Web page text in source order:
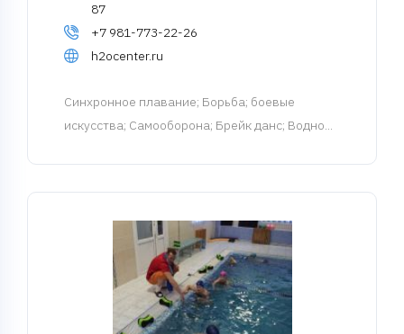
87
+7 981-773-22-26
h2ocenter.ru
Синхронное плавание; Борьба; боевые
искусства; Самооборона; Брейк данс; Водно...